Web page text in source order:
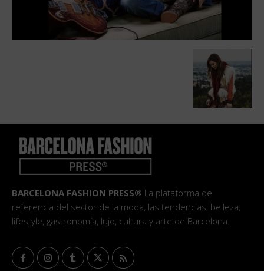
BARCELONA FASHION PRESS® La plataforma de
referencia del sector de la moda, las tendencias, belleza,
lifestyle, gastronomía, lujo, cultura y arte de Barcelona.